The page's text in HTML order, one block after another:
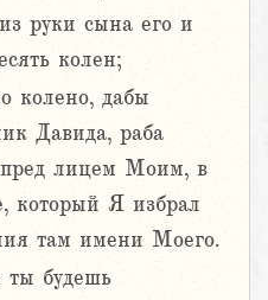
руки сына его и
колен;
колено, дабы
Давида, раба
лицем Моим, в
который Я избрал
там имени Моего.
будешь